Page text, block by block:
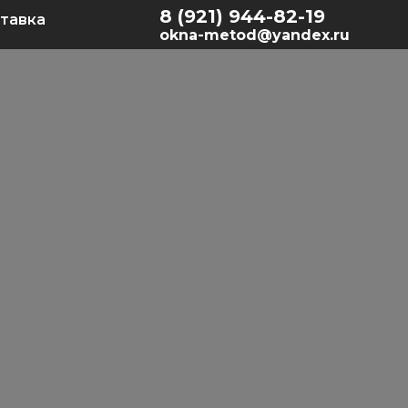
8 (921) 944-82-19
okna-metod@yandex.ru